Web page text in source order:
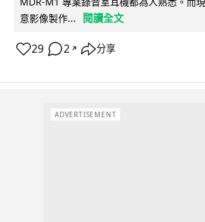
意影像製作...
閱讀全文
29 2 ↗ 分享
ADVERTISEMENT